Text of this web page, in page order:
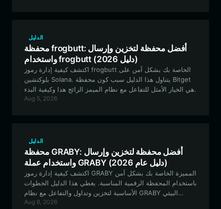
الدليل
محفظة frogbutt: أفضل محفظة لتخزين وإرسال
واستخدام frogbutt (دليل 2026)
اكتشف كيفية إدارة رموز frogbutt الخاصة بك بشكل آمن على
بلوكتشين Solana. يتناول هذا الدليل سبب كون محفظة Bitget
هي الخيار الأمثل للتفاعل مع نظام الميمز الرائج هذا وكيفية البدء.
Aug 5, 2026
الدليل
محفظة GRABY: أفضل محفظة لتخزين وإرسال
واستخدام عملة GRABY (دليل عام 2026)
اكتشف كيفية إدارة رموز GRABY المميزة الخاصة بك بشكل آمن
باستخدام المحفظة الرقمية المناسبة. يغطي هذا الدليل الخطوات
الأساسية لتخزين وتداول والتفاعل مع نظام GRABY البيئي
باستخدام محفظة Bitget Wallet، الخيار الأول للأصول المستندة
Aug 8, 2026